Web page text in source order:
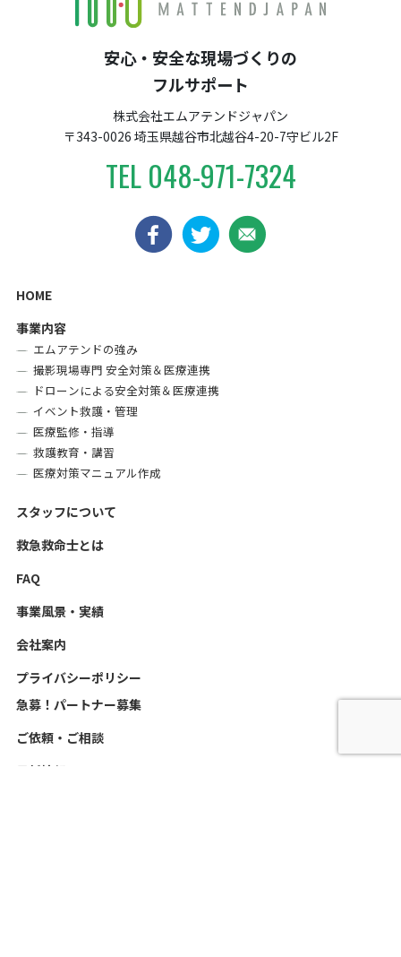
安心・安全な現場づくりの
フルサポート
株式会社エムアテンドジャパン
〒343-0026 埼玉県越谷市北越谷4-20-7守ビル2F
TEL048-971-7324
HOME
事業内容
エムアテンドの強み
撮影現場専門 安全対策＆医療連携
ドローンによる安全対策＆医療連携
イベント救護・管理
医療監修・指導
救護教育・講習
医療対策マニュアル作成
スタッフについて
救急救命士とは
FAQ
事業風景・実績
会社案内
プライバシーポリシー
急募！パートナー募集
ご依頼・ご相談
最新情報